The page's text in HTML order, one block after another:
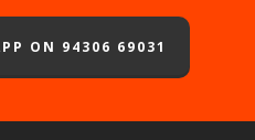
ON 94306 69031